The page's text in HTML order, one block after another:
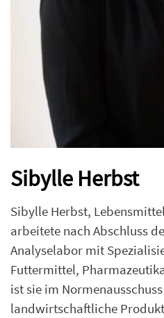
Sibylle Herbst
Sibylle Herbst,
arbeitete nach Abschluss
Analyselabor mit
Futtermittel,
ist sie im
landwirtschaftliche